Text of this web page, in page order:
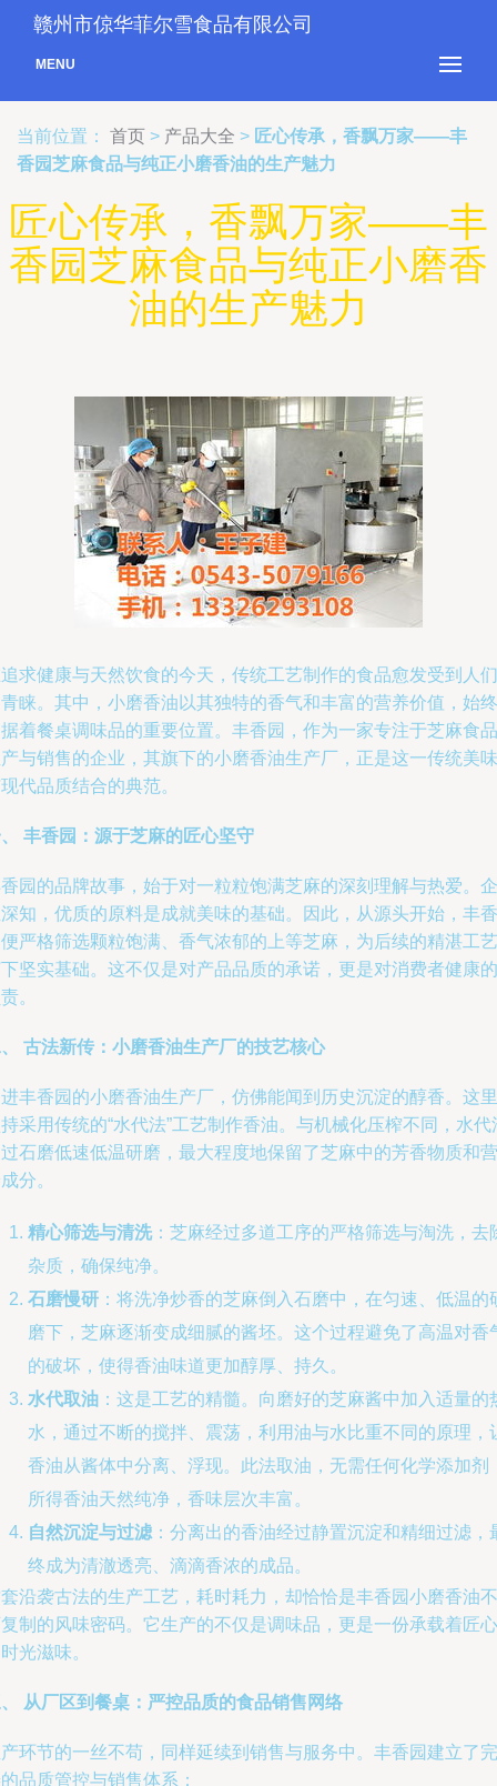
赣州市倞华菲尔雪食品有限公司
MENU
当前位置： 首页 > 产品大全 > 匠心传承，香飘万家——丰
香园芝麻食品与纯正小磨香油的生产魅力
匠心传承，香飘万家——丰
香园芝麻食品与纯正小磨香
油的生产魅力
求健康与天然饮食的今天，传统工艺制作的食品愈发受到人们
睐。其中，小磨香油以其独特的香气和丰富的营养价值，始终
着餐桌调味品的重要位置。丰香园，作为一家专注于芝麻食品
与销售的企业，其旗下的小磨香油生产厂，正是这一传统美味
代品质结合的典范。
丰香园：源于芝麻的匠心坚守
园的品牌故事，始于对一粒粒饱满芝麻的深刻理解与热爱。企
知，优质的原料是成就美味的基础。因此，从源头开始，丰香
严格筛选颗粒饱满、香气浓郁的上等芝麻，为后续的精湛工艺
坚实基础。这不仅是对产品品质的承诺，更是对消费者健康的
。
古法新传：小磨香油生产厂的技艺核心
丰香园的小磨香油生产厂，仿佛能闻到历史沉淀的醇香。这里
采用传统的“水代法”工艺制作香油。与机械化压榨不同，水代
石磨低速低温研磨，最大程度地保留了芝麻中的芳香物质和营
分。
精心筛选与清洗：芝麻经过多道工序的严格筛选与淘洗，去
杂质，确保纯净。
石磨慢研 ：将洗净炒香的芝麻倒入石磨中，在匀速、低温的
磨下，芝麻逐渐变成细腻的酱坯。这个过程避免了高温对香
的破坏，使得香油味道更加醇厚、持久。
水代取油 ：这是工艺的精髓。向磨好的芝麻酱中加入适量的
水，通过不断的搅拌、震荡，利用油与水比重不同的原理，
香油从酱体中分离、浮现。此法取油，无需任何化学添加剂
所得香油天然纯净，香味层次丰富。
自然沉淀与过滤 ：分离出的香油经过静置沉淀和精细过滤，
终成为清澈透亮、滴滴香浓的成品。
沿袭古法的生产工艺，耗时耗力，却恰恰是丰香园小磨香油不
制的风味密码。它生产的不仅是调味品，更是一份承载着匠心
光滋味。
从厂区到餐桌：严控品质的食品销售网络
环节的一丝不苟，同样延续到销售与服务中。丰香园建立了完
品质管控与销售体系：